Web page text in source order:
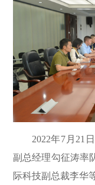
2022年7月21
副总经理勾征涛率
际科技副总裁李华